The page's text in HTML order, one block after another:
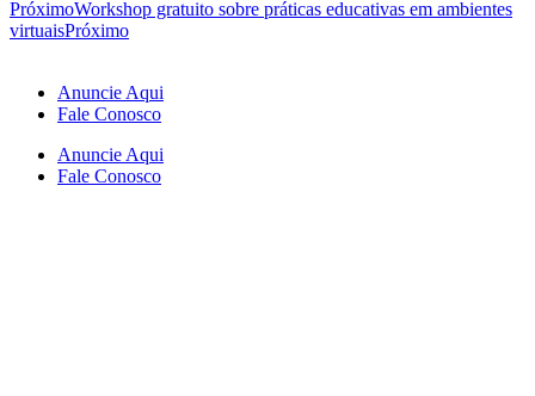
PróximoWorkshop gratuito sobre práticas educativas em ambientes
virtuaisPróximo
Anuncie Aqui
Fale Conosco
Anuncie Aqui
Fale Conosco